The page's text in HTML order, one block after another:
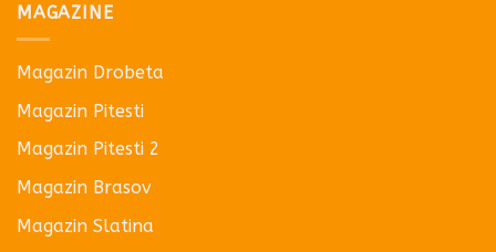
MAGAZINE
Magazin Drobeta
Magazin Pitesti
Magazin Pitesti 2
Magazin Brasov
Magazin Slatina